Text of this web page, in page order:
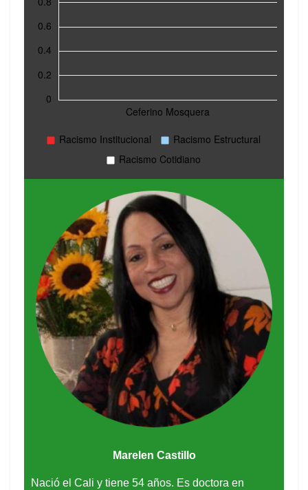
Marelen Castillo
Nació el Cali y tiene 54 años. Es doctora en